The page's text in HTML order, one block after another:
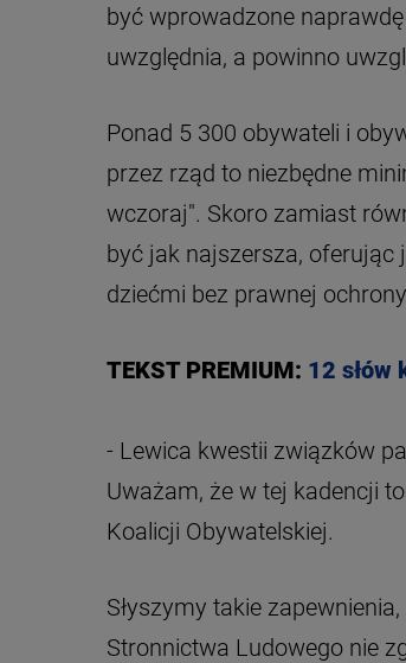
być wprowadzone
uwzględnia, a powinno
Ponad 5 300 obywateli i
przez rząd to niezbędne
wczoraj". Skoro zamiast
być jak najszersza, oferując
dziećmi bez prawnej
TEKST PREMIUM: 12 słów
- Lewica kwestii związków
Uważam, że w tej kadencji
Koalicji Obywatelskiej.
Słyszymy takie
Stronnictwa Ludowego nie